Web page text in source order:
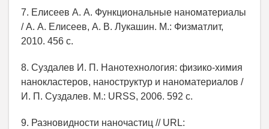
7. Елисеев А. А. Функциональные наноматериалы
/ А. А. Елисеев, А. В. Лукашин. М.: Физматлит,
2010. 456 с.
8. Суздалев И. П. Нанотехнология: физико-химия
нанокластеров, наноструктур и наноматериалов /
И. П. Суздалев. М.: URSS, 2006. 592 c.
9. Разновидности наночастиц // URL: